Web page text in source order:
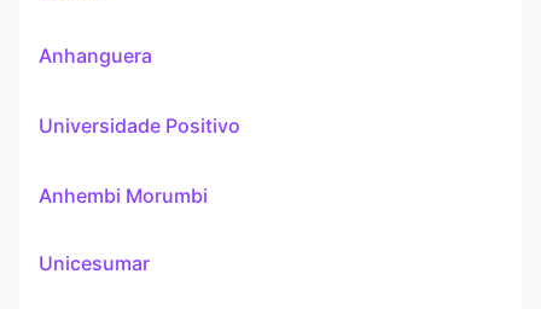
Anhanguera
Universidade Positivo
Anhembi Morumbi
Unicesumar